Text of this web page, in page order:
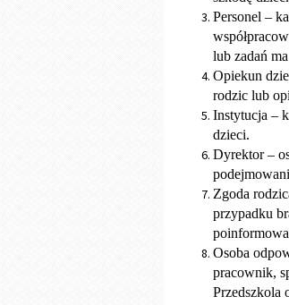
Personel –
lub zadań
Opiekun
rodzic lub
Instytucja –
dzieci.
Dyrektor –
Zgoda
przypadku
Osoba
pracownik,
Przedszkola